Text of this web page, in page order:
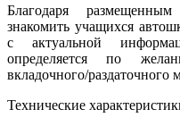
Благодаря
знакомить учащихся
с актуальной
определяется по
вкладочного/раздаточного
Технические